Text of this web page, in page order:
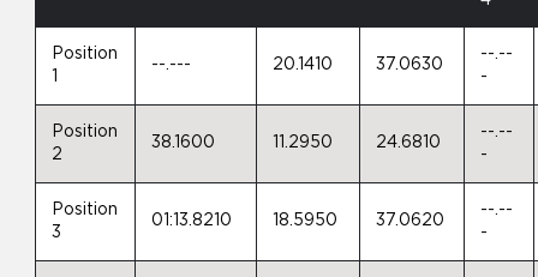
Position
1
--.--- 20.1410 37.0630
--.--
-
Position
2
38.1600 11.2950 24.6810
--.--
-
Position
3
01:13.8210 18.5950 37.0620
--.--
-